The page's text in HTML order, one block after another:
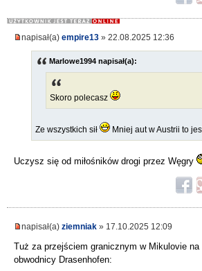
napisał(a) empire13 » 22.08.2025 12:36
Marlowe1994 napisał(a):
Skoro polecasz
Ze wszystkich sił Mniej aut w Austrii to
Uczysz się od miłośników drogi przez Węgry
napisał(a) ziemniak » 17.10.2025 12:09
Tuż za przejściem granicznym w Mikulovie na
obwodnicy Drasenhofen: